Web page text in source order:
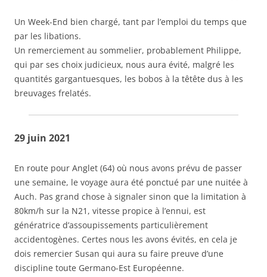
Un Week-End bien chargé, tant par l’emploi du temps que
par les libations.
Un remerciement au sommelier, probablement Philippe,
qui par ses choix judicieux, nous aura évité, malgré les
quantités gargantuesques, les bobos à la têtête dus à les
breuvages frelatés.
29 juin 2021
En route pour Anglet (64) où nous avons prévu de passer
une semaine, le voyage aura été ponctué par une nuitée à
Auch. Pas grand chose à signaler sinon que la limitation à
80km/h sur la N21, vitesse propice à l’ennui, est
génératrice d’assoupissements particulièrement
accidentogènes. Certes nous les avons évités, en cela je
dois remercier Susan qui aura su faire preuve d’une
discipline toute Germano-Est Européenne.